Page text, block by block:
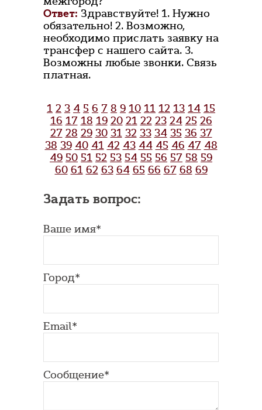
Ответ: Здравствуйте! 1. Нужно
обязательно! 2. Возможно,
необходимо прислать заявку на
трансфер с нашего сайта. 3.
Возможны любые звонки. Связь
платная.
1 2 3 4 5 6 7 8 9 10 11 12 13 14 15
16 17 18 19 20 21 22 23 24 25 26
27 28 29 30 31 32 33 34 35 36 37
38 39 40 41 42 43 44 45 46 47 48
49 50 51 52 53 54 55 56 57 58 59
60 61 62 63 64 65 66 67 68 69
Задать вопрос:
Ваше имя*
Город*
Email*
Сообщение*